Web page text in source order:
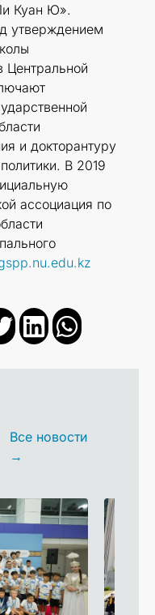
Куан Ю».
утверждением
Центральной
и докторантуру
В 2019
ассоциация по
Все новости
→